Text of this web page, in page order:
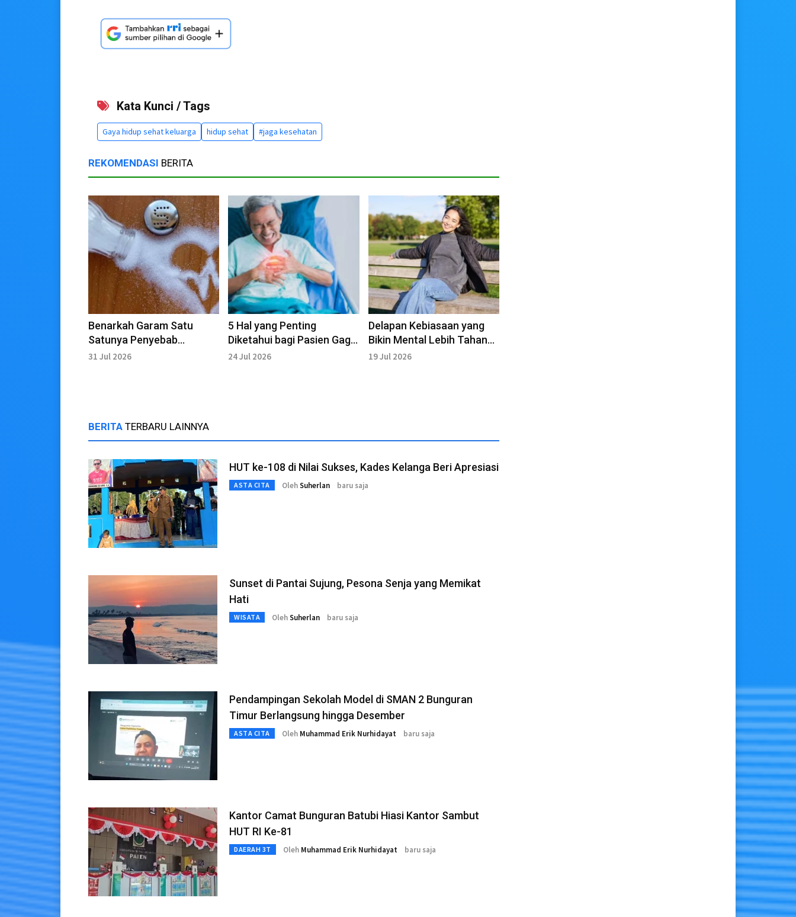
Kata Kunci / Tags
Gaya hidup sehat keluarga hidup sehat #jaga kesehatan
REKOMENDASI BERITA
Benarkah Garam Satu
Satunya Penyebab
Hipertensi
31 Jul 2026
5 Hal yang Penting
Diketahui bagi Pasien Gagal
Jantung
24 Jul 2026
Delapan Kebiasaan yang
Bikin Mental Lebih Tahan
Banting
19 Jul 2026
BERITA TERBARU LAINNYA
HUT ke-108 di Nilai Sukses, Kades Kelanga Beri Apresiasi
ASTA CITA OlehSuherlan baru saja
Sunset di Pantai Sujung, Pesona Senja yang Memikat
Hati
WISATA OlehSuherlan baru saja
Pendampingan Sekolah Model di SMAN 2 Bunguran
Timur Berlangsung hingga Desember
ASTA CITA Oleh Muhammad Erik Nurhidayat baru saja
Kantor Camat Bunguran Batubi Hiasi Kantor Sambut
HUT RI Ke-81
DAERAH 3T Oleh Muhammad Erik Nurhidayat baru saja